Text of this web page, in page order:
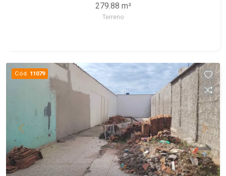
279.88 m²
Terreno
Cód. 11079